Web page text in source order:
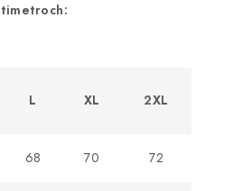
L XL 2XL
68 70 72